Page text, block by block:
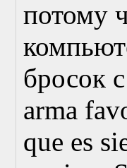
потому
бросок
arma
que es